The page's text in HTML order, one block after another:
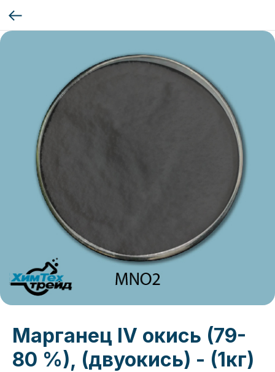
Марганец IV окись (79-
80 %), (двуокись) - (1кг)